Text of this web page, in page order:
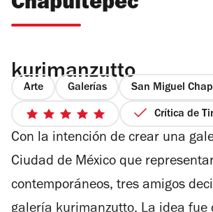
kurimanzutto
Arte Galerías San Miguel
5
de
Crítica de
Con la intención de crear una
Ciudad de México que
contemporáneos, tres amigos